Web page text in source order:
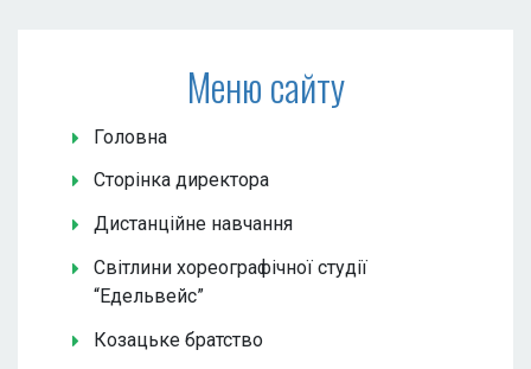
Меню сайту
Головна
Сторінка директора
Дистанційне навчання
Світлини хореографічної студії
“Едельвейс”
Козацьке братство